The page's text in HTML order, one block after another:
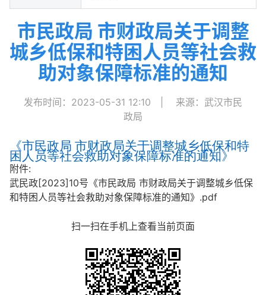
市民政局 市财政局关于调整
城乡低保和特困人员等社会救
助对象保障标准的通知
发布时间：2023-05-31 12:10
来源：武汉市民
政局
《市民政局 市财政局关于调整城乡低保和特
困人员等社会救助对象保障标准的通知》
附件:
武民政[2023]10号《市民政局 市财政局关于调整城乡低保
和特困人员等社会救助对象保障标准的通知》.pdf
扫一扫在手机上查看当前页面